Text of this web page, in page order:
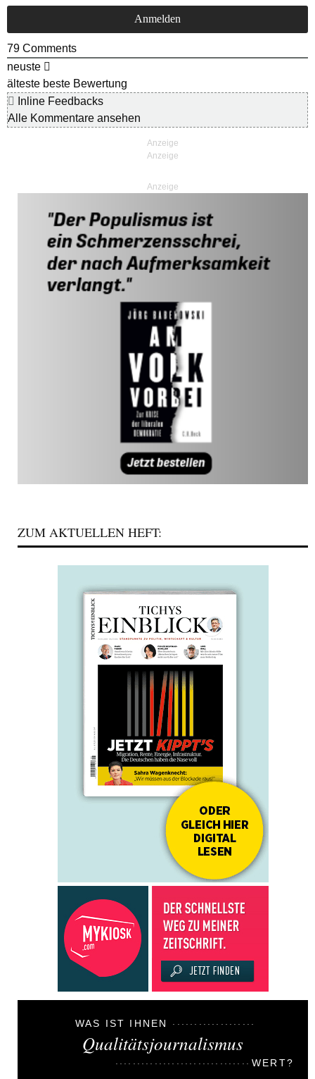
79 Comments
neuste
älteste beste Bewertung
Inline Feedbacks
Alle Kommentare ansehen
Anzeige
ZUM AKTUELLEN HEFT:
WAS IST IHNEN
Qualitätsjournalismus
WERT?